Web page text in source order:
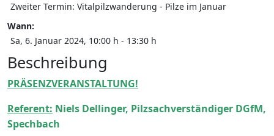
Zweiter Termin: Vitalpilzwanderung - Pilze im Januar
Wann:
Sa, 6. Januar 2024, 10:00 h - 13:30 h
Beschreibung
PRÄSENZVERANSTALTUNG!
Referent: Niels Dellinger, Pilzsachverständiger DGfM,
Spechbach